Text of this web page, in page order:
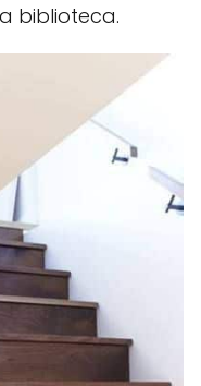
biblioteca.